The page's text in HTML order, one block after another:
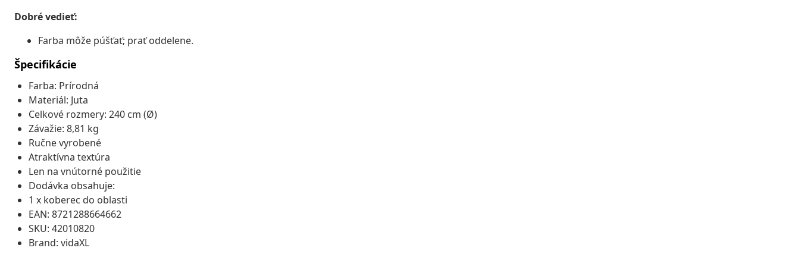
Dobré vedieť:
Farba môže púšťať; prať oddelene.
Špecifikácie
Farba: Prírodná
Materiál: Juta
Celkové rozmery: 240 cm (Ø)
Závažie: 8,81 kg
Ručne vyrobené
Atraktívna textúra
Len na vnútorné použitie
Dodávka obsahuje:
1 x koberec do oblasti
EAN: 8721288664662
SKU: 42010820
Brand: vidaXL